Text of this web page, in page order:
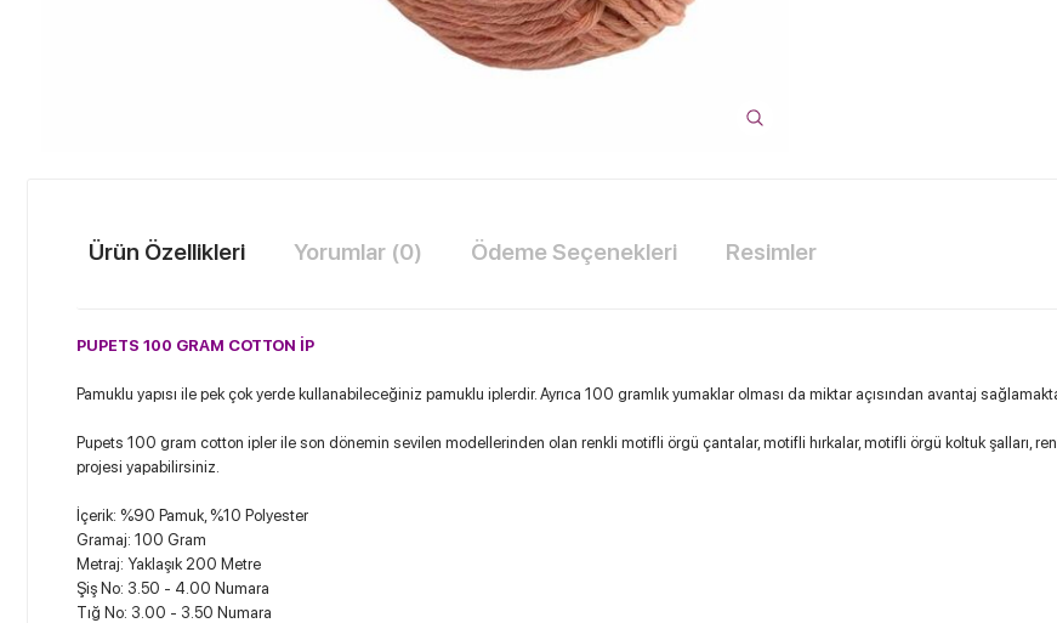
Ürün Özellikleri Yorumlar (0) Ödeme Seçenekleri Resimler
PUPETS 100 GRAM COTTON İP
Pamuklu yapısı ile pek çok yerde kullanabileceğiniz pamuklu iplerdir. Ayrıca 100 gramlık yumaklar olması da miktar açısından avantaj
Pupets 100 gram cotton ipler ile son dönemin sevilen modellerinden olan renkli motifli örgü çantalar, motifli hırkalar, motifli örgü koltuk şalları,
projesi yapabilirsiniz.
İçerik: %90 Pamuk, %10 Polyester
Gramaj: 100 Gram
Metraj: Yaklaşık 200 Metre
Şiş No: 3.50 - 4.00 Numara
Tığ No: 3.00 - 3.50 Numara